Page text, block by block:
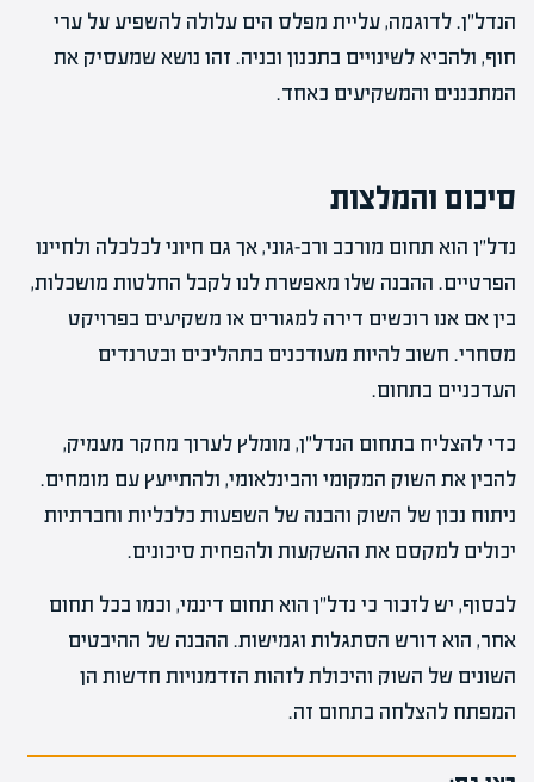
הנדל"ן. לדוגמה, עליית מפלס הים עלולה להשפיע על ערי
חוף, ולהביא לשינויים בתכנון ובניה. זהו נושא שמעסיק את
המתכננים והמשקיעים כאחד.
סיכום והמלצות
נדל"ן הוא תחום מורכב ורב-גוני, אך גם חיוני לכלכלה ולחיינו
הפרטיים. ההבנה שלו מאפשרת לנו לקבל החלטות מושכלות,
בין אם אנו רוכשים דירה למגורים או משקיעים בפרויקט
מסחרי. חשוב להיות מעודכנים בתהליכים ובטרנדים
העדכניים בתחום.
כדי להצליח בתחום הנדל"ן, מומלץ לערוך מחקר מעמיק,
להבין את השוק המקומי והבינלאומי, ולהתייעץ עם מומחים.
ניתוח נכון של השוק והבנה של השפעות כלכליות וחברתיות
יכולים למקסם את ההשקעות ולהפחית סיכונים.
לבסוף, יש לזכור כי נדל"ן הוא תחום דינמי, וכמו בכל תחום
אחר, הוא דורש הסתגלות וגמישות. ההבנה של ההיבטים
השונים של השוק והיכולת לזהות הזדמנויות חדשות הן
המפתח להצלחה בתחום זה.